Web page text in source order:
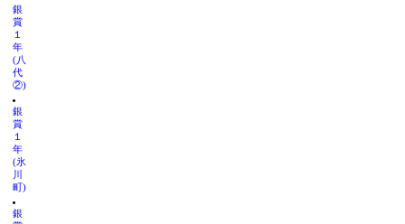
銀
賞
１
年
(八
代
②)
銀
賞
１
年
(氷
川
町)
銀